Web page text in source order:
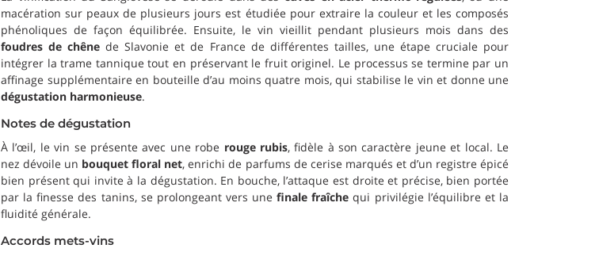
macération sur peaux de plusieurs jours est étudiée pour extraire la couleur et les composés
phénoliques de façon équilibrée. Ensuite, le vin vieillit pendant plusieurs mois dans des
foudres de chêne de Slavonie et de France de différentes tailles, une étape cruciale pour
intégrer la trame tannique tout en préservant le fruit originel. Le processus se termine par un
affinage supplémentaire en bouteille d’au moins quatre mois, qui stabilise le vin et donne une
dégustation harmonieuse.
Notes de dégustation
À l’œil, le vin se présente avec une robe rouge rubis, fidèle à son caractère jeune et local. Le
nez dévoile un bouquet floral net, enrichi de parfums de cerise marqués et d’un registre épicé
bien présent qui invite à la dégustation. En bouche, l’attaque est droite et précise, bien portée
par la finesse des tanins, se prolongeant vers unefinale fraîche qui privilégie l’équilibre et la
fluidité générale.
Accords mets-vins